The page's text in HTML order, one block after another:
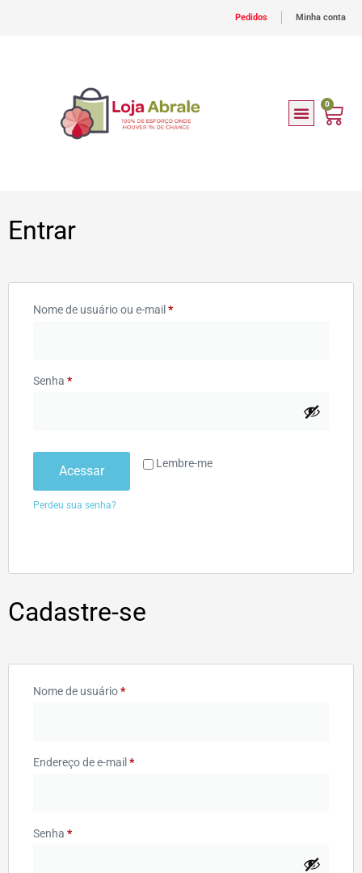
Pedidos Minha conta
0
Entrar
Nome de usuário ou e-mail *
Senha *
Lembre-me
Acessar
Perdeu sua senha?
Cadastre-se
Nome de usuário*
Endereço de e-mail *
Senha *